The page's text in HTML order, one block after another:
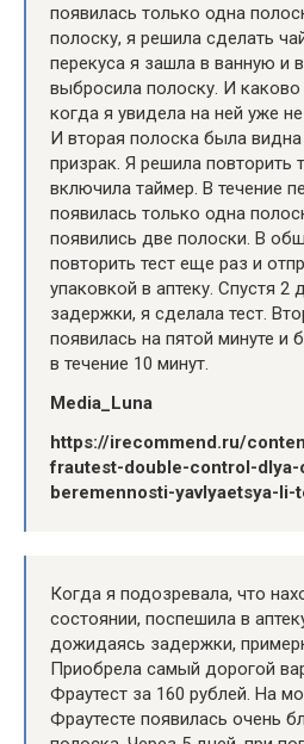
появилась только одна
полоску, я решила сделать
перекуса я зашла в ванную и
выбросила полоску. И
когда я увидела на ней уже
И вторая полоска была видна
призрак. Я решила повторить
включила таймер. В течение
появилась только одна
появились две полоски. В
повторить тест еще раз и
упаковкой в аптеку. Спустя 2
задержки, я сделала тест.
появилась на пятой минуте и
в течение 10 минут.
Media_Luna
https://irecommend.ru/
frautest-double-control-dlya-
beremennosti-yavlyaetsya-li-
Когда я подозревала, что
состоянии, поспешила в
дожидаясь задержки,
Приобрела самый дорогой
Фраутест за 160 рублей. На
Фраутесте появилась очень